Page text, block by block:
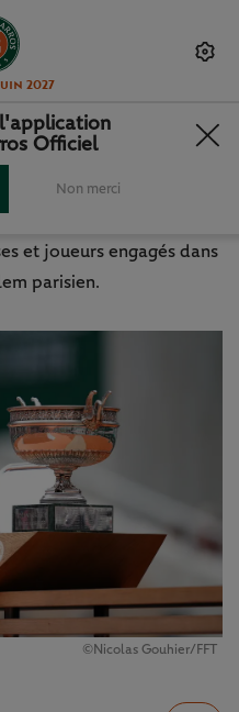
2027
: LA LISTE
et joueurs engagés dans
parisien.
©Nicolas Gouhier/FFT
Officiel
Non merci